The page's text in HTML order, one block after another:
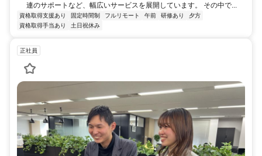
連のサポートなど、幅広いサービスを展開しています。 その中で...
資格取得支援あり 固定時間制 フルリモート 午前 研修あり
夕方
資格取得手当あり
土日祝休み
正社員